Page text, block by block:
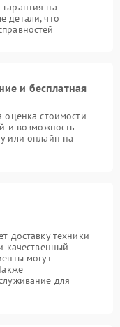
на
детали, что
и бесплатная
оценка стоимости
и возможность
или онлайн на
доставку техники
качественный
могут
для